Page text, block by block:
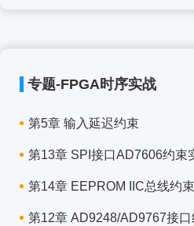
专题-FPGA时序实战
第5章 输入延迟约束
第13章 SPI接口AD7606约束
第14章 EEPROM IIC总线约
第12章 AD9248/AD9767接口